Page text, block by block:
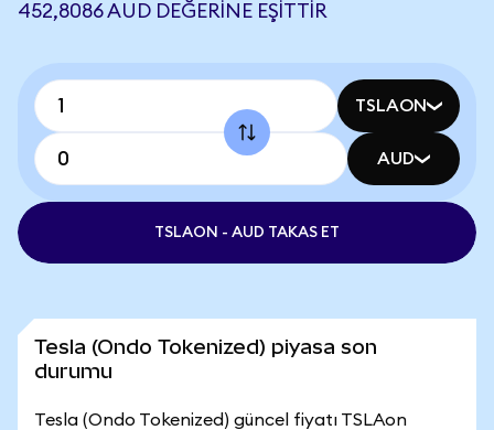
452,8086 AUD DEĞERINE EŞITTIR
TSLAON
AUD
TSLAON - AUD TAKAS ET
Tesla (Ondo Tokenized) piyasa son
durumu
Tesla (Ondo Tokenized) güncel fiyatı TSLAon